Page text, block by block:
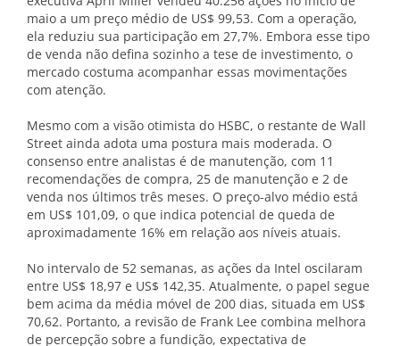
maio a um preço médio de US$ 99,53. Com a operação,
ela reduziu sua participação em 27,7%. Embora esse tipo
de venda não defina sozinho a tese de investimento, o
mercado costuma acompanhar essas movimentações
com atenção.
Mesmo com a visão otimista do HSBC, o restante de Wall
Street ainda adota uma postura mais moderada. O
consenso entre analistas é de manutenção, com 11
recomendações de compra, 25 de manutenção e 2 de
venda nos últimos três meses. O preço-alvo médio está
em US$ 101,09, o que indica potencial de queda de
aproximadamente 16% em relação aos níveis atuais.
No intervalo de 52 semanas, as ações da Intel oscilaram
entre US$ 18,97 e US$ 142,35. Atualmente, o papel segue
bem acima da média móvel de 200 dias, situada em US$
70,62. Portanto, a revisão de Frank Lee combina melhora
de percepção sobre a fundição, expectativa de